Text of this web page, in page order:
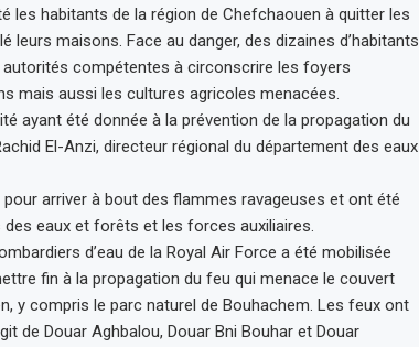
les habitants de la région de Chefchaouen à quitter les
leurs maisons. Face au danger, des dizaines d’habitants
compétentes à circonscrire les foyers
mais aussi les cultures agricoles menacées.
ayant été donnée à la prévention de la propagation du
El-Anzi, directeur régional du département des eaux
arriver à bout des flammes ravageuses et ont été
eaux et forêts et les forces auxiliaires.
d’eau de la Royal Air Force a été mobilisée
fin à la propagation du feu qui menace le couvert
y compris le parc naturel de Bouhachem. Les feux ont
de Douar Aghbalou, Douar Bni Bouhar et Douar